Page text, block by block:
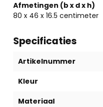
Afmetingen (b x d x h)
80 x 46 x 16.5 centimeter
Specificaties
Artikelnummer
Kleur
Materiaal